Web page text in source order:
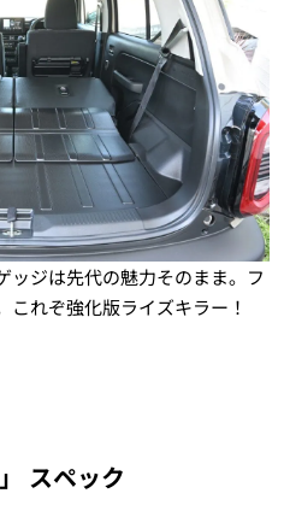
ッジは先代の魅力そのまま。フ
れぞ強化版ライズキラー！
スペック